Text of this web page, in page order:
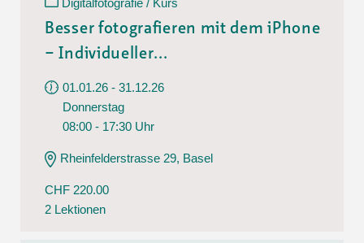
Digitalfotografie / Kurs
Besser fotografieren mit dem iPhone
– Individueller...
01.01.26 - 31.12.26
Donnerstag
08:00 - 17:30 Uhr
Rheinfelderstrasse 29, Basel
CHF 220.00
2 Lektionen